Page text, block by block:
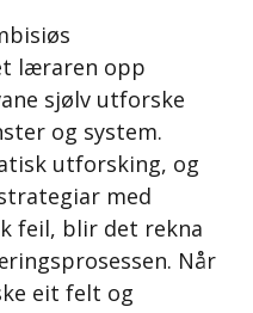
læraren opp
sjølv utforske
og system.
utforsking, og
med
feil, blir det rekna
Når
eit felt og